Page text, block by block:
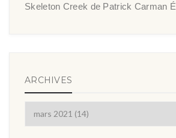
Skeleton Creek de Patrick Carman
ARCHIVES